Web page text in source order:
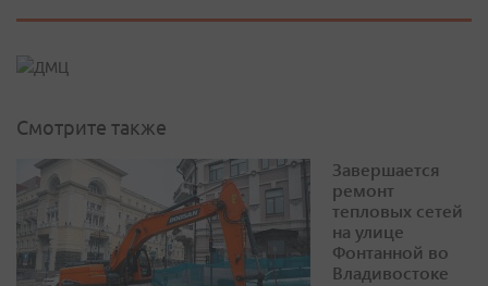
Смотрите также
Завершается
ремонт
тепловых сетей
на улице
Фонтанной во
Владивостоке